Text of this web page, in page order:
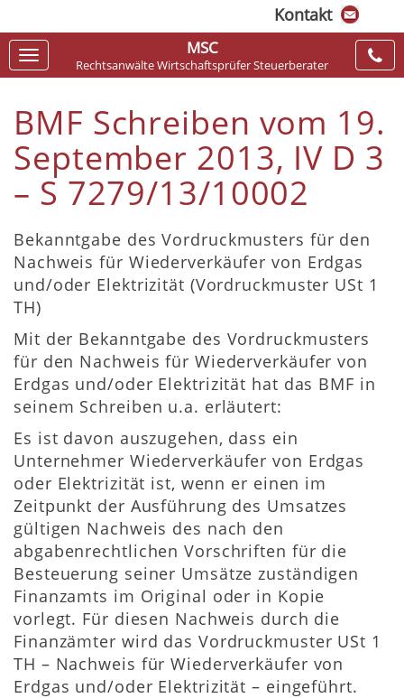
Kontakt
Navigation
ein-/ausblenden
MSC
Rechtsanwälte Wirtschaftsprüfer Steuerberater
BMF Schreiben vom 19.
September 2013, IV D 3
– S 7279/13/10002
Bekanntgabe des Vordruckmusters für den
Nachweis für Wiederverkäufer von Erdgas
und/oder Elektrizität (Vordruckmuster USt 1
TH)
Mit der Bekanntgabe des Vordruckmusters
für den Nachweis für Wiederverkäufer von
Erdgas und/oder Elektrizität hat das BMF in
seinem Schreiben u.a. erläutert:
Es ist davon auszugehen, dass ein
Unternehmer Wiederverkäufer von Erdgas
oder Elektrizität ist, wenn er einen im
Zeitpunkt der Ausführung des Umsatzes
gültigen Nachweis des nach den
abgabenrechtlichen Vorschriften für die
Besteuerung seiner Umsätze zuständigen
Finanzamts im Original oder in Kopie
vorlegt. Für diesen Nachweis durch die
Finanzämter wird das Vordruckmuster USt 1
TH – Nachweis für Wiederverkäufer von
Erdgas und/oder Elektrizität – eingeführt.